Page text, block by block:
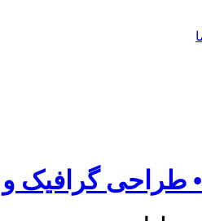
طراحی گرافیک